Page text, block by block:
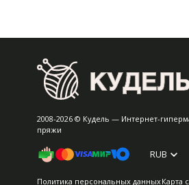
2008-2026 © Кудель — Интернет-
пряжи
RUB
Политика персональных данныхКарта